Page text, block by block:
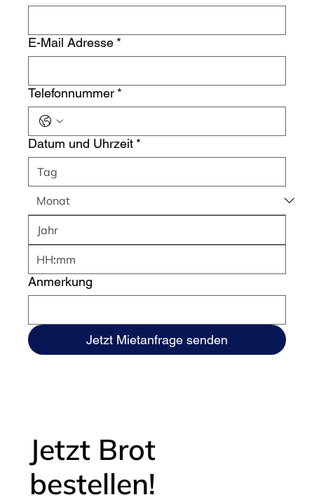
E-Mail Adresse *
Telefonnummer *
Datum und Uhrzeit *
:
Anmerkung
Jetzt Mietanfrage senden
Jetzt Brot
bestellen!